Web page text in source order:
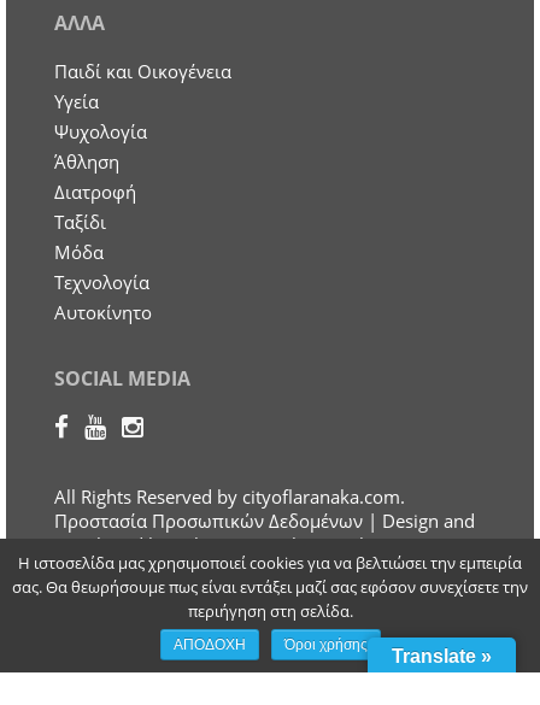
ΑΛΛΑ
Παιδί και Οικογένεια
Υγεία
Ψυχολογία
Άθληση
Διατροφή
Ταξίδι
Μόδα
Τεχνολογία
Αυτοκίνητο
SOCIAL MEDIA
All Rights Reserved by cityoflaranaka.com.
Προστασία Προσωπικών Δεδομένων | Design and
Developed by Otherview Web & Marketing
Solutions
Translate »
Η ιστοσελίδα μας χρησιμοποιεί cookies για να βελτιώσει την εμπειρία
σας. Θα θεωρήσουμε πως είναι εντάξει μαζί σας εφόσον συνεχίσετε την
περιήγηση στη σελίδα.
ΑΠΟΔΟΧΗ Όροι χρήσης